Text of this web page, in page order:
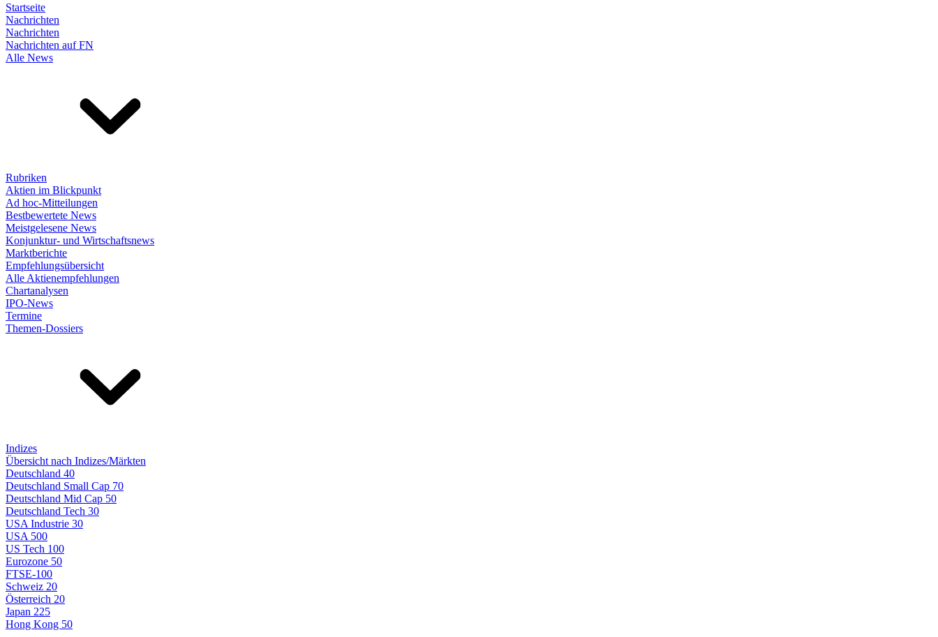
Startseite
Nachrichten
Nachrichten
Nachrichten auf FN
Alle News
Rubriken
Aktien im Blickpunkt
Ad hoc-Mitteilungen
Bestbewertete News
Meistgelesene News
Konjunktur- und Wirtschaftsnews
Marktberichte
Empfehlungsübersicht
Alle Aktienempfehlungen
Chartanalysen
IPO-News
Termine
Themen-Dossiers
Indizes
Übersicht nach Indizes/Märkten
Deutschland 40
Deutschland Small Cap 70
Deutschland Mid Cap 50
Deutschland Tech 30
USA Industrie 30
USA 500
US Tech 100
Eurozone 50
FTSE-100
Schweiz 20
Österreich 20
Japan 225
Hong Kong 50